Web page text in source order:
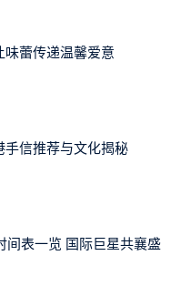
很大的关系，在进行
，如果打入过多或者
会因为弥散作用而麻
有可能会导致吞咽食物
脸针主要是通过肉毒
杆菌会导致脸部肌肉
影响到了进食。
味蕾传递温馨爱意
手信推荐与文化揭秘
间表一览 国际巨星共襄盛